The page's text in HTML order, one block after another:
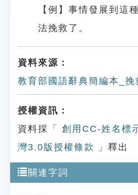
【例】事情發展到這
法挽救了。
資料來源：
教育部國語辭典簡編本_挽
授權資訊：
資料採「
創用CC-姓名標
灣3.0版授權條款
」釋出
關連字詞